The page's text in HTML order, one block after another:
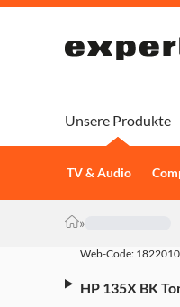
Unsere Produkte
TV & Audio
»
Web-Code:
HP 135X BK